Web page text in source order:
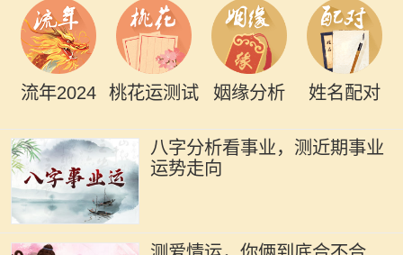
流年2024 桃花运测试 姻缘分析 姓名配对
八字分析看事业，测近期事业
运势走向